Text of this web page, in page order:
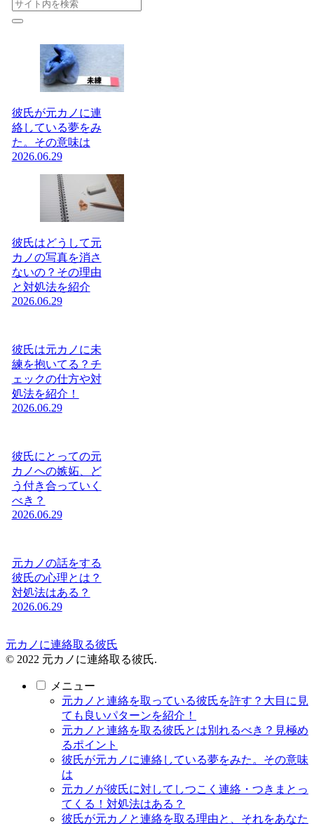
彼氏が元カノに連
絡している夢をみ
た。その意味は
2026.06.29
彼氏はどうして元
カノの写真を消さ
ないの？その理由
と対処法を紹介
2026.06.29
彼氏は元カノに未
練を抱いてる？チ
ェックの仕方や対
処法を紹介！
2026.06.29
彼氏にとっての元
カノへの嫉妬、ど
う付き合っていく
べき？
2026.06.29
元カノの話をする
彼氏の心理とは？
対処法はある？
2026.06.29
元カノに連絡取る彼氏
© 2022 元カノに連絡取る彼氏.
メニュー
元カノと連絡を取っている彼氏を許す？大目に見
ても良いパターンを紹介！
元カノと連絡を取る彼氏とは別れるべき？見極め
るポイント
彼氏が元カノに連絡している夢をみた。その意味
は
元カノが彼氏に対してしつこく連絡・つきまとっ
てくる！対処法はある？
彼氏が元カノと連絡を取る理由と、それをあなた